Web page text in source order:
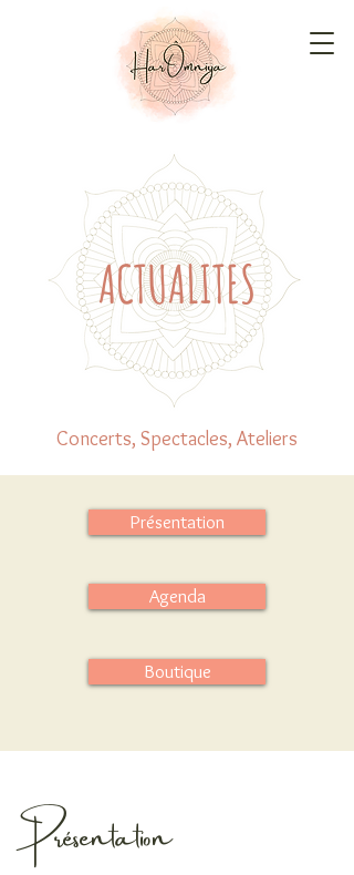
ACTUALITES
Concerts, Spectacles, Ateliers
Présentation
Agenda
Boutique
Présentation